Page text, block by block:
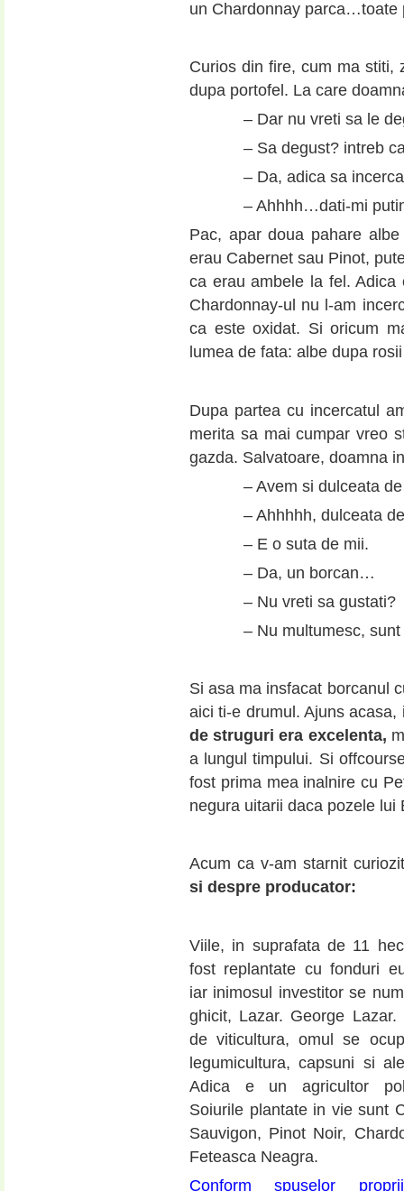
un Chardonnay parca…toate
Curios din fire, cum ma stiti,
dupa portofel. La care
– Dar nu vreti sa le
– Sa degust? intreb
– Da, adica sa
– Ahhhh…dati-mi
Pac, apar doua pahare
erau Cabernet sau Pinot,
ca erau ambele la fel.
Chardonnay-ul nu l-am
ca este oxidat. Si oricum
lumea de fata: albe dupa
Dupa partea cu incercatul
merita sa mai cumpar vreo
gazda. Salvatoare, doamna
– Avem si dulceata
– Ahhhhh, dulceata
– E o suta de mii.
– Da, un borcan…
– Nu vreti sa gustati?
– Nu multumesc,
Si asa ma insfacat borcanul
aici ti-e drumul. Ajuns
de struguri era excelenta,
a lungul timpului. Si
fost prima mea inalnire cu
negura uitarii daca pozele
Acum ca v-am starnit
si despre producator:
Viile, in suprafata de 11
fost replantate cu fonduri
iar inimosul investitor se
ghicit, Lazar. George Lazar.
de viticultura, omul se
legumicultura, capsuni si
Adica e un agricultor
Soiurile plantate in vie sunt
Sauvigon, Pinot Noir,
Feteasca Neagra.
Conform spuselor proprii